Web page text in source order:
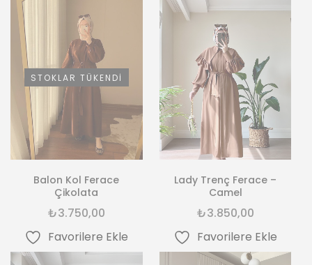
STOKLAR TÜKENDI
Balon Kol Ferace
Çikolata
₺3.750,00
Favorilere Ekle
Lady Trenç Ferace –
Camel
₺3.850,00
Favorilere Ekle